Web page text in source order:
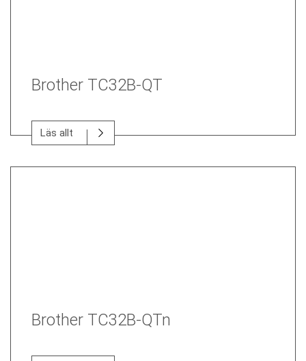
Brother TC32B-QT
Läs allt
Brother TC32B-QTn